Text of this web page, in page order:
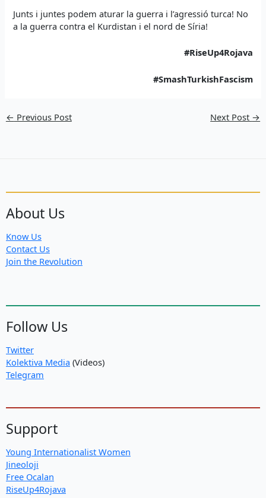
Junts i juntes podem aturar la guerra i l’agressió turca! No
a la guerra contra el Kurdistan i el nord de Síria!
#RiseUp4Rojava
#SmashTurkishFascism
← Previous Post Next Post →
About Us
Know Us
Contact Us
Join the Revolution
Follow Us
Twitter
Kolektiva Media (Videos)
Telegram
Support
Young Internationalist Women
Jineoloji
Free Ocalan
RiseUp4Rojava